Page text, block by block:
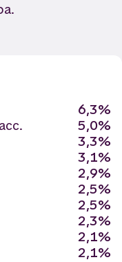
6,3%
5,0%
3,3%
3,1%
2,9%
2,5%
2,5%
2,3%
2,1%
2,1%